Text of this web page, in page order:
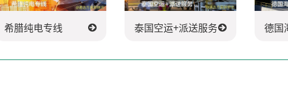
希腊纯电专线 泰国空运+派送服务 德国